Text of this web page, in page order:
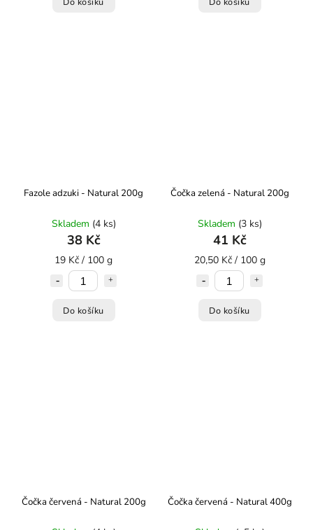
Fazole adzuki - Natural 200g
Skladem (4 ks)
38 Kč
19 Kč / 100 g
Do košíku
Čočka zelená - Natural 200g
Skladem (3 ks)
41 Kč
20,50 Kč / 100 g
Do košíku
Čočka červená - Natural 200g Čočka červená - Natural 400g